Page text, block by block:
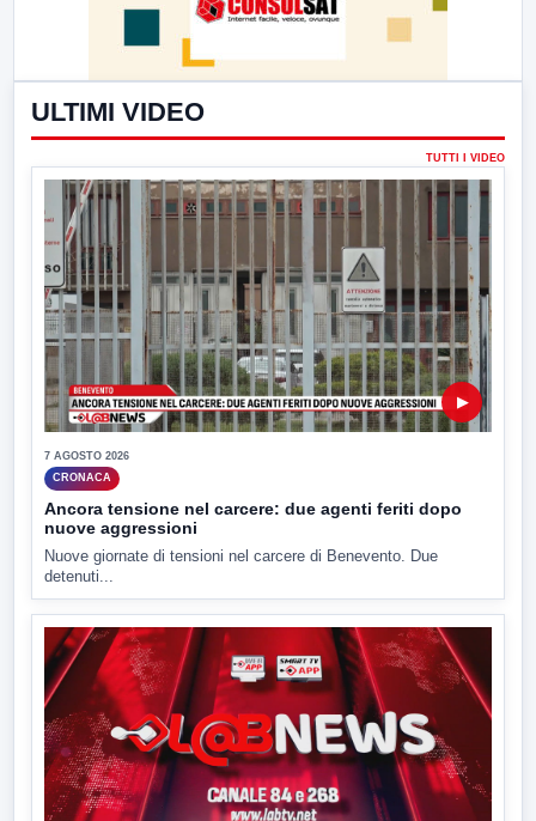
ULTIMI VIDEO
TUTTI I VIDEO
▶
7 AGOSTO 2026
CRONACA
Ancora tensione nel carcere: due agenti feriti dopo
nuove aggressioni
Nuove giornate di tensioni nel carcere di Benevento. Due
detenuti...